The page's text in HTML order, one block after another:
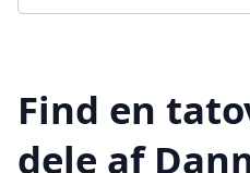
Find en
dele af